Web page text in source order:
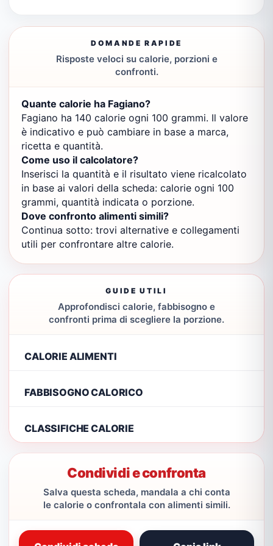
DOMANDE RAPIDE
Risposte veloci su calorie, porzioni e
confronti.
Quante calorie ha Fagiano?
Fagiano ha 140 calorie ogni 100 grammi. Il valore
è indicativo e può cambiare in base a marca,
ricetta e quantità.
Come uso il calcolatore?
Inserisci la quantità e il risultato viene ricalcolato
in base ai valori della scheda: calorie ogni 100
grammi, quantità indicata o porzione.
Dove confronto alimenti simili?
Continua sotto: trovi alternative e collegamenti
utili per confrontare altre calorie.
GUIDE UTILI
Approfondisci calorie, fabbisogno e
confronti prima di scegliere la porzione.
CALORIE ALIMENTI
FABBISOGNO CALORICO
CLASSIFICHE CALORIE
Condividi e confronta
Salva questa scheda, mandala a chi conta
le calorie o confrontala con alimenti simili.